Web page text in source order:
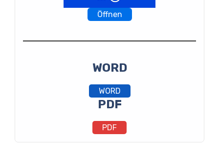
Öffnen
WORD
WORD
PDF
PDF